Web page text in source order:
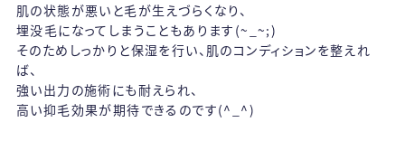
肌の状態が悪いと毛が生えづらくなり、
埋没毛になってしまうこともあります(~_~;)
そのためしっかりと保湿を行い、肌のコンディションを整えれ
ば、
強い出力の施術にも耐えられ、
高い抑毛効果が期待できるのです(^_^)